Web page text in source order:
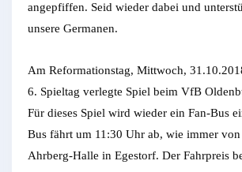
angepfiffen. Seid wieder dabei und
unsere Germanen.
Am Reformationstag, Mittwoch,
6. Spieltag verlegte Spiel beim VfB
Für dieses Spiel wird wieder ein Fan-Bus
Bus fährt um 11:30 Uhr ab, wie immer
Ahrberg-Halle in Egestorf. Der Fahrpreis